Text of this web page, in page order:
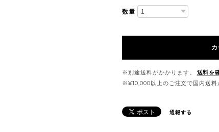
数量
※別途送料がかかります。
送料を
※¥10,000以上のご注文で国内送料
通報する